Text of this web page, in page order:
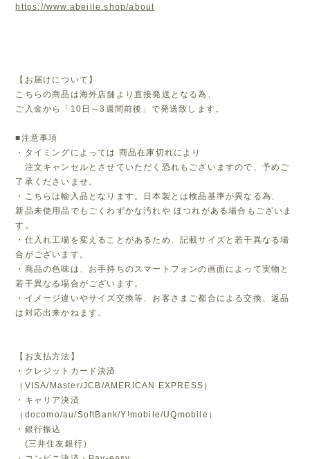
https://www.abeille.shop/about
【お届けについて】
こちらの商品は海外店舗より直接発送となる為、
ご入金から「10日～3週間前後」で発送致します。
■注意事項
・タイミングによっては 商品在庫切れにより
注文キャンセルとさせていただく恐れもございますので、予めご
了承くださいませ。
・こちらは輸入品となります。日本製とは検品基準が異なる為、
新品未使用品でもごくわずかな汚れや ほつれがある場合もございま
す。
・仕入れ工場を変えることがあるため、記載サイズと若干異なる場
合がございます。
・商品の色味は、お手持ちのスマートフォンの画面によって実物と
若干異なる場合がございます。
・イメージ違いやサイズ交換等、お客さまご都合による交換、返品
は対応出来かねます。
【お支払方法】
・クレジットカード決済
（VISA/Master/JCB/AMERICAN EXPRESS）
・キャリア決済
（docomo/au/SoftBank/Y!mobile/UQmobile）
・銀行振込
(三井住友銀行）